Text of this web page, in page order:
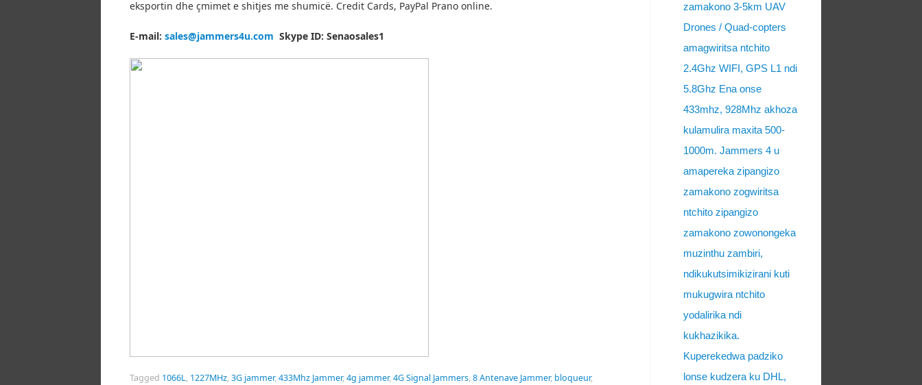
eksportin dhe çmimet e shitjes me shumicë. Credit Cards, PayPal Prano online.
E-mail: sales@jammers4u.com Skype ID: Senaosales1
Tagged 1066L, 1227MHz,3G jammer,433Mhz Jammer,4g jammer,4G Signal Jammers,8 Antenave Jammer, bloqueur,
zamakono 3-5km UAV
Drones / Quad-copters
amagwiritsa ntchito
2.4Ghz WIFI, GPS L1 ndi
5.8Ghz Ena onse
433mhz, 928Mhz akhoza
kulamulira maxita 500-
1000m. Jammers 4 u
amapereka zipangizo
zamakono zogwiritsa
ntchito zipangizo
zamakono zowonongeka
muzinthu zambiri,
ndikukutsimikizirani kuti
mukugwira ntchito
yodalirika ndi
kukhazikika.
Kuperekedwa padziko
lonse kudzera ku DHL,